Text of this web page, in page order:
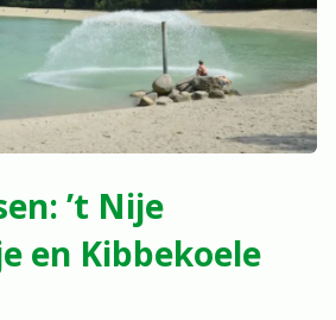
’t Nije
en Kibbekoele